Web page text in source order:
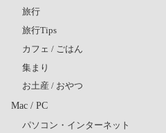
旅行
旅行Tips
カフェ / ごはん
集まり
お土産 / おやつ
Mac / PC
パソコン・インターネット